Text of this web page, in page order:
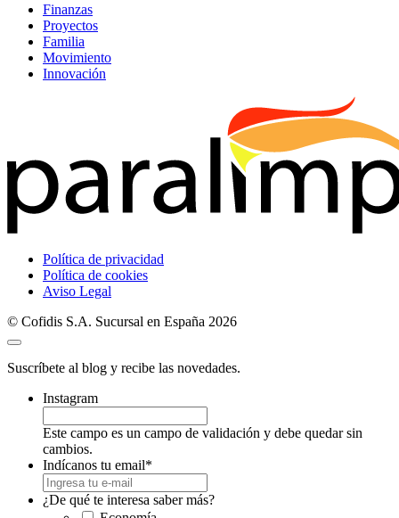
Finanzas
Proyectos
Familia
Movimiento
Innovación
Política de privacidad
Política de cookies
Aviso Legal
© Cofidis S.A. Sucursal en España 2026
Suscríbete al blog y recibe las novedades.
Instagram
Este campo es un campo de validación y debe quedar sin
cambios.
Indícanos tu email*
¿De qué te interesa saber más?